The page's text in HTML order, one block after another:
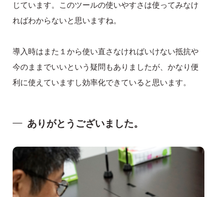
じています。このツールの使いやすさは使ってみなけ
ればわからないと思いますね。
導入時はまた１から使い直さなければいけない抵抗や
今のままでいいという疑問もありましたが、かなり便
利に使えていますし効率化できていると思います。
ありがとうございました。